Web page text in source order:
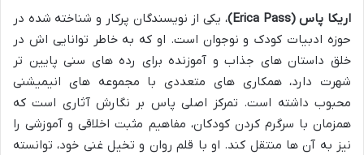
اریکا پاس (Erica Pass)
، یکی از نویسندگان پرکار و شناخته شده در
حوزه ادبیات کودک و نوجوان است. او که به خاطر توانایی اش در
خلق داستان های جذاب و آموزنده برای رده های سنی پایین تر
شهرت دارد، همکاری های متعددی با مجموعه های انیمیشنی
محبوب داشته است. تمرکز اصلی پاس بر نگارش آثاری است که
همزمان با سرگرم کردن کودکان، مفاهیم مثبت اخلاقی و آموزشی را
نیز به آن ها منتقل کند. او با قلم روان و تخیل غنی خود، توانسته